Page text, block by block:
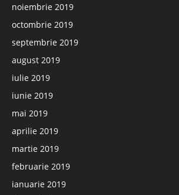
noiembrie 2019
octombrie 2019
septembrie 2019
august 2019
iulie 2019
iunie 2019
mai 2019
aprilie 2019
martie 2019
februarie 2019
ianuarie 2019